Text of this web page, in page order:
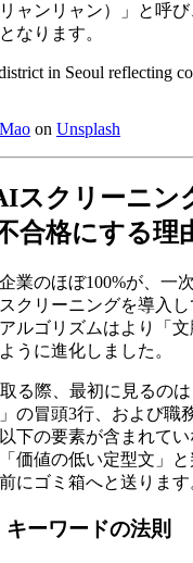
ャンリャン）」と呼
なります。
on Unsplash
スクリーニン
合格にする理
業のほぼ100%が、一
クリーニングを導入
ルゴリズムはより「
うに進化しました。
る際、最初に見るの
の冒頭3行、および職
下の要素が含まれて
価値の低い定型文」
にゴミ箱へと送ります
ーワードの法則